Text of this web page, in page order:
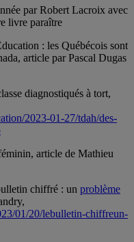
par Robert Lacroix avec
livre paraître
: les Québécois sont
article par Pascal Dugas
diagnostiqués à tort,
2023-01-27/tdah/des-
article de Mathieu
chiffré : un problème
01/20/lebulletin-chiffreun-